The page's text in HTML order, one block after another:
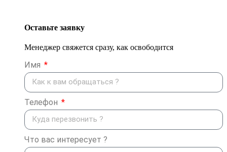
Оставьте заявку
Менеджер свяжется сразу, как освободится
Имя
Телефон
Что вас интересует ?